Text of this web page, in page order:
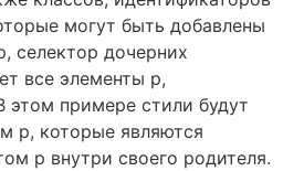
могут быть добавлены
селектор дочерних
все элементы p,
этом примере стили будут
p, которые являются
p внутри своего родителя.